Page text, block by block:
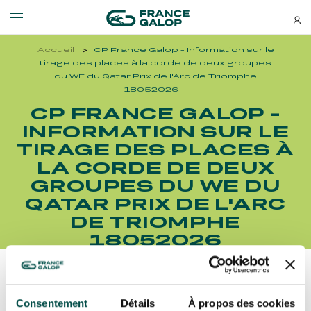
Consentement Détails À propos des cookies
Événements et billetterie
LES ÉVÉNEMENTS
MEETING DE DEAUVILLE BARRIÈRE
MEETING DE DEAUVILLE BARRIÈRE
QATAR ARC TRIALS
QATAR ARC TRIALS
À LA DÉCOUVERTE DE L'HIPPODROME
À LA DÉCOUVERTE DE L'HIPPODROME
QATAR PRIX DE L'ARC DE TRIOMPHE
L'HIPPODROME EN FAMILLE
Découvrez-nous
DÉCOUVREZ-NOUS
QUI SOMMES-NOUS ?
QUI SOMMES-NOUS ?
NOS ENGAGEMENTS BIEN-ÊTRE ÉQUIN
NOS ENGAGEMENTS BIEN-ÊTRE ÉQUIN
RESPONSABILITÉ SOCIÉTALE
RESPONSABILITÉ SOCIÉTALE
NEWSLETTERS
Bons plans, nouveautés et
actus : ne ratez rien !
Accueil
CP France Galop - Information sur le
tirage des places à la corde de deux groupes
du WE du Qatar Prix de l'Arc de Triomphe
18052026
CP FRANCE GALOP -
INFORMATION SUR LE
TIRAGE DES PLACES À
LA CORDE DE DEUX
GROUPES DU WE DU
QATAR PRIX DE L'ARC
DE TRIOMPHE
18052026